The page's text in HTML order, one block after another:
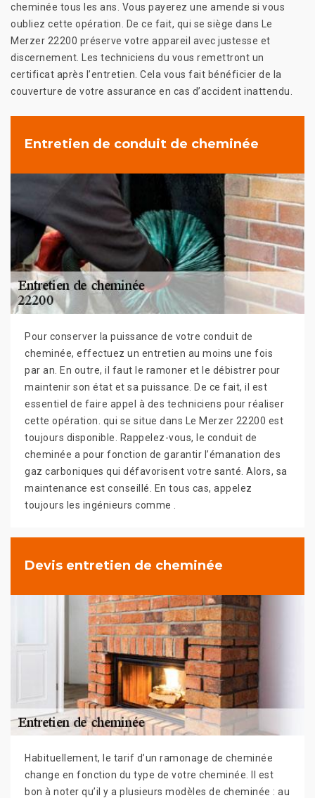
cheminée tous les ans. Vous payerez une amende si vous
oubliez cette opération. De ce fait, qui se siège dans Le
Merzer 22200 préserve votre appareil avec justesse et
discernement. Les techniciens du vous remettront un
certificat après l’entretien. Cela vous fait bénéficier de la
couverture de votre assurance en cas d’accident inattendu.
Entretien de conduit de cheminée
Pour conserver la puissance de votre conduit de
cheminée, effectuez un entretien au moins une fois
par an. En outre, il faut le ramoner et le débistrer pour
maintenir son état et sa puissance. De ce fait, il est
essentiel de faire appel à des techniciens pour réaliser
cette opération. qui se situe dans Le Merzer 22200 est
toujours disponible. Rappelez-vous, le conduit de
cheminée a pour fonction de garantir l’émanation des
gaz carboniques qui défavorisent votre santé. Alors, sa
maintenance est conseillé. En tous cas, appelez
toujours les ingénieurs comme .
Devis entretien de cheminée
Habituellement, le tarif d’un ramonage de cheminée
change en fonction du type de votre cheminée. Il est
bon à noter qu’il y a plusieurs modèles de cheminée : au